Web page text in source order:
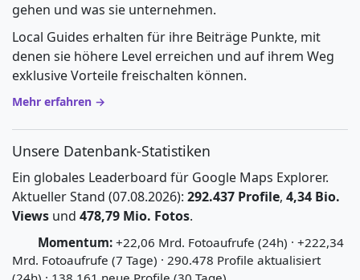
gehen und was sie unternehmen.
Local Guides erhalten für ihre Beiträge Punkte, mit
denen sie höhere Level erreichen und auf ihrem Weg
exklusive Vorteile freischalten können.
Mehr erfahren →
Unsere Datenbank-Statistiken
Ein globales Leaderboard für Google Maps Explorer.
Aktueller Stand (07.08.2026): 292.437 Profile, 4,34 Bio.
Views und 478,79 Mio. Fotos.
Momentum: +22,06 Mrd. Fotoaufrufe (24h) · +222,34
Mrd. Fotoaufrufe (7 Tage) · 290.478 Profile aktualisiert